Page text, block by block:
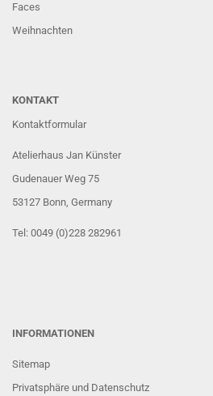
Faces
Weihnachten
KONTAKT
Kontaktformular
Atelierhaus Jan Künster
Gudenauer Weg 75
53127 Bonn, Germany
Tel: 0049 (0)228 282961
INFORMATIONEN
Sitemap
Privatsphäre und Datenschutz